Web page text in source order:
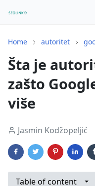
Home autoritet
Šta je
zašto
više
Jasmin Kodžopeljić
Table of content